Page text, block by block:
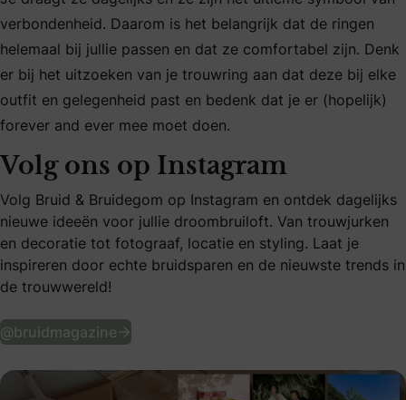
verbondenheid. Daarom is het belangrijk dat de ringen
helemaal bij jullie passen en dat ze comfortabel zijn. Denk
er bij het uitzoeken van je trouwring aan dat deze bij elke
outfit en gelegenheid past en bedenk dat je er (hopelijk)
forever and ever mee moet doen.
Volg ons op Instagram
Volg Bruid & Bruidegom op Instagram en ontdek dagelijks
nieuwe ideeën voor jullie droombruiloft. Van trouwjurken
en decoratie tot fotograaf, locatie en styling. Laat je
inspireren door echte bruidsparen en de nieuwste trends in
de trouwwereld!
@bruidmagazine Volg ons op Instagram